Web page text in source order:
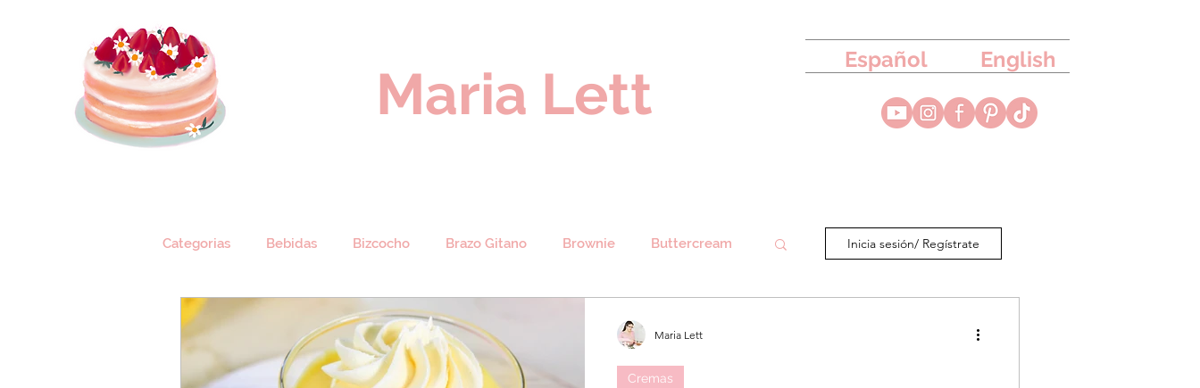
Maria Lett
Español English
Categorias Bebidas Bizcocho Brazo Gitano Brownie Buttercream
Cheesecake Crepes Cremas
Inicia sesión/ Regístrate
Cremas
Maria Lett